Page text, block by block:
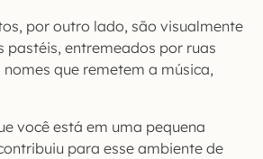
por outro lado, são visualmente
pastéis, entremeados por ruas
que remetem a música,
você está em uma pequena
para esse ambiente de